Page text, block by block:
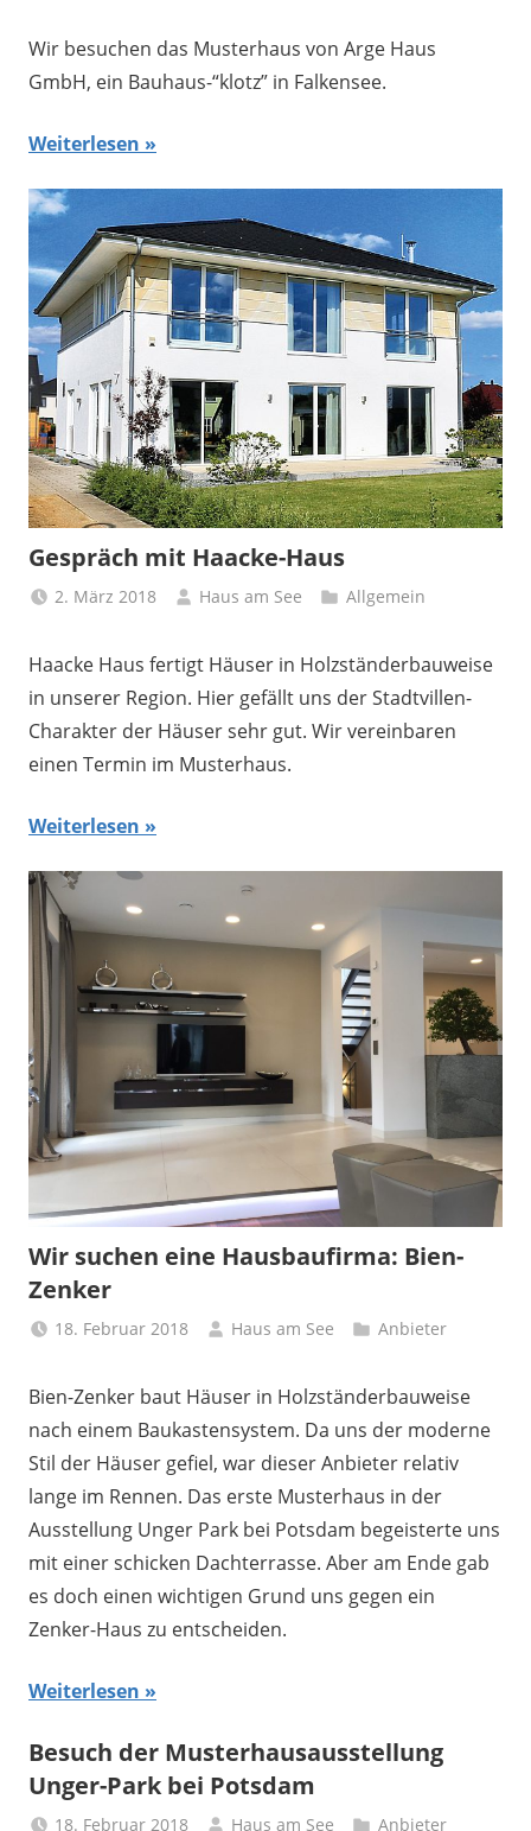
Wir besuchen das Musterhaus von Arge Haus
GmbH, ein Bauhaus-“klotz” in Falkensee.
Weiterlesen
Gespräch mit Haacke-Haus
2. März 2018 Haus am See Allgemein
Haacke Haus fertigt Häuser in Holzständerbauweise
in unserer Region. Hier gefällt uns der Stadtvillen-
Charakter der Häuser sehr gut. Wir vereinbaren
einen Termin im Musterhaus.
Weiterlesen
Wir suchen eine Hausbaufirma: Bien-
Zenker
18. Februar 2018 Haus am See Anbieter
Bien-Zenker baut Häuser in Holzständerbauweise
nach einem Baukastensystem. Da uns der moderne
Stil der Häuser gefiel, war dieser Anbieter relativ
lange im Rennen. Das erste Musterhaus in der
Ausstellung Unger Park bei Potsdam begeisterte uns
mit einer schicken Dachterrasse. Aber am Ende gab
es doch einen wichtigen Grund uns gegen ein
Zenker-Haus zu entscheiden.
Weiterlesen
Besuch der Musterhausausstellung
Unger-Park bei Potsdam
18. Februar 2018 Haus am See Anbieter